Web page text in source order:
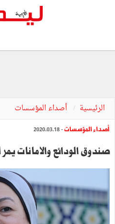
الرئيسية أصداء المؤسسات
أصداء المؤسسات- 2020.03.18
صندوق الودائع والامانات